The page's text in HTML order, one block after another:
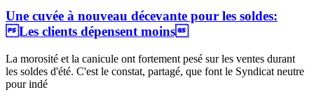
Une cuvée à nouveau décevante pour les soldes:
Les clients dépensent moins
La morosité et la canicule ont fortement pesé sur les ventes durant
les soldes d'été. C'est le constat, partagé, que font le Syndicat neutre
pour indé